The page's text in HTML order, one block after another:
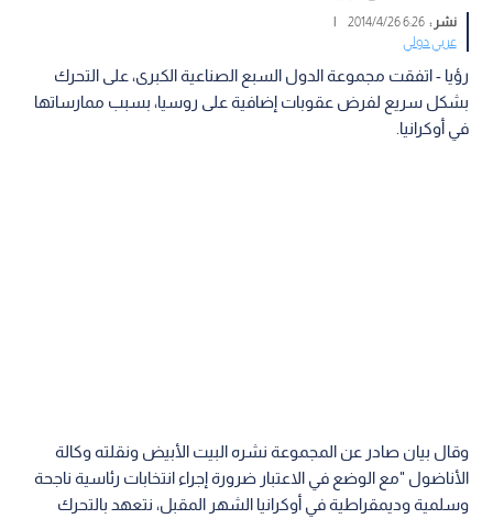
نشر :6:26 2014/4/26
|
عربي دولي
رؤيا - اتفقت مجموعة الدول السبع الصناعية الكبرى، على التحرك
بشكل سريع لفرض عقوبات إضافية على روسيا، بسبب ممارساتها
في أوكرانيا.
وقال بيان صادر عن المجموعة نشره البيت الأبيض ونقلته وكالة
الأناضول "مع الوضع في الاعتبار ضرورة إجراء انتخابات رئاسية ناجحة
وسلمية وديمقراطية في أوكرانيا الشهر المقبل، نتعهد بالتحرك